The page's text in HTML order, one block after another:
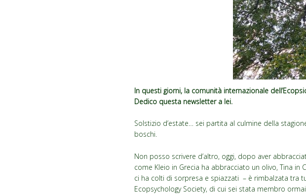
In questi giorni, la comunità internazionale
Dedico questa newsletter a lei.
Solstizio d’estate… sei partita al culmine della
boschi.
Non posso scrivere d’altro, oggi, dopo aver
come Kleio in Grecia ha abbracciato un olivo, Tina
ci ha colti di sorpresa e spiazzati – è rimbalzata tra
Ecopsychology Society, di cui sei stata membro